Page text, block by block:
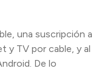
una suscripción a
y TV por cable, y al
De lo